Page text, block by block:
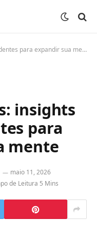
para expandir sua mente
insights
para
mente
maio 11, 2026
de Leitura 5 Mins